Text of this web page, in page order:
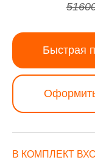
Быстрая
В КОМПЛЕКТ